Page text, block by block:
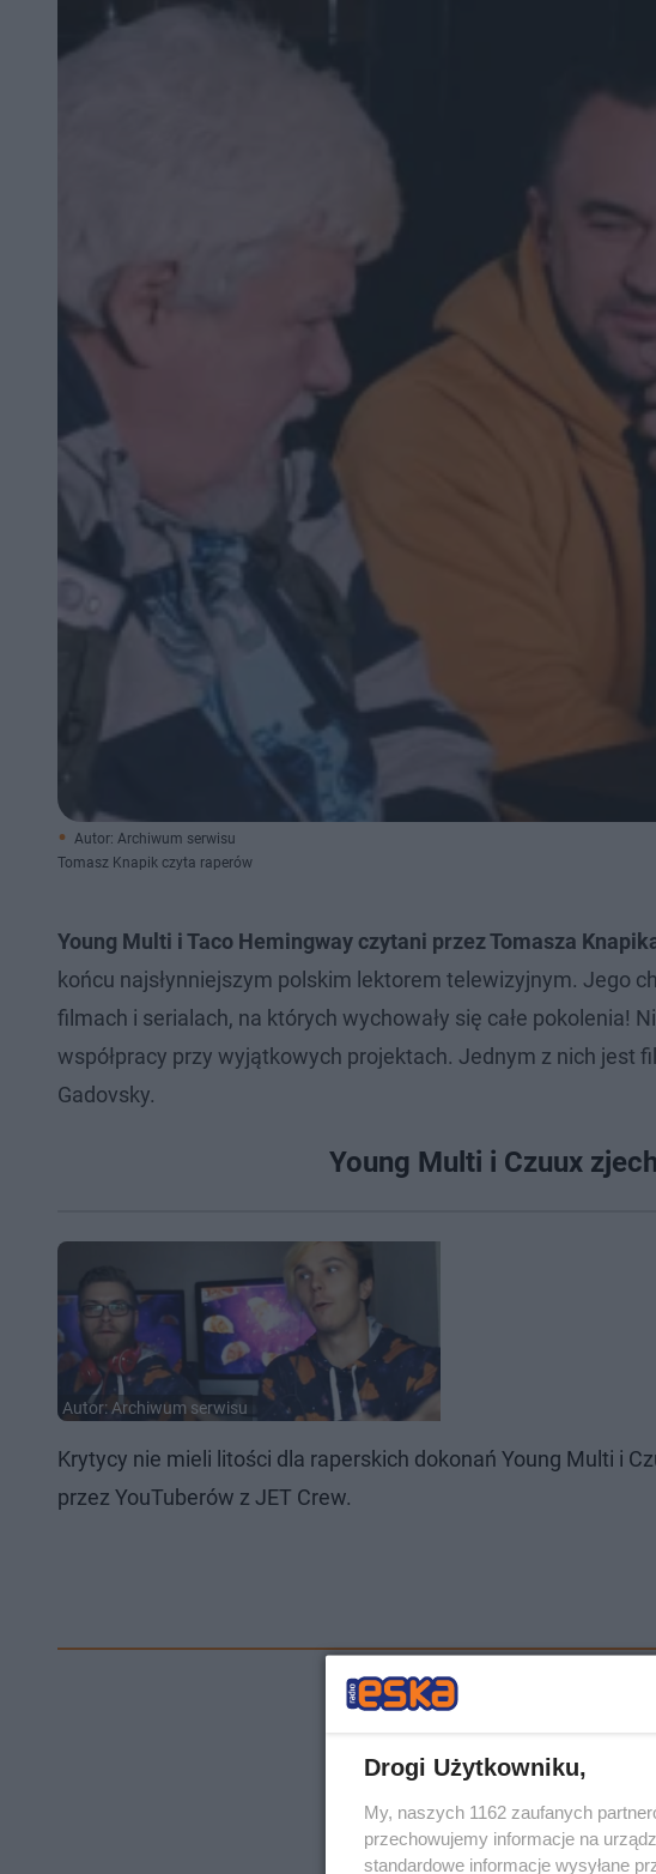
Autor: Archiwum serwisu
Tomasz Knapik czyta raperów
Young Multi i Taco Hemingway czytani przez Tomasza
końcu najsłynniejszym polskim lektorem telewizyjnym. Jego
filmach i serialach, na których wychowały się całe pokolenia!
współpracy przy wyjątkowych projektach. Jednym z nich jest
Gadovsky.
Young Multi i Czuux
Autor: Archiwum serwisu
Krytycy nie mieli litości dla raperskich dokonań Young Multi i
przez YouTuberów z JET Crew.
Drogi Użytkowniku,
My, naszych 1162 zaufanych
przechowujemy informacje na
standardowe informacje wysyłane